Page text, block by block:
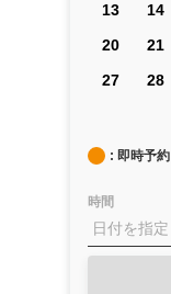
13
14
20
21
27
28
: 即時予約
時間